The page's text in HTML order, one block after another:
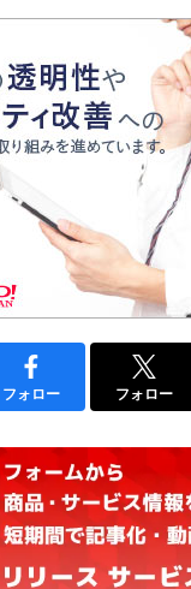
フォロー フォロー